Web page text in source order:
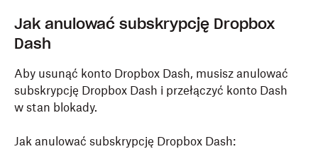
Jak anulować subskrypcję Dropbox
Dash
Aby usunąć konto Dropbox Dash, musisz anulować
subskrypcję Dropbox Dash i przełączyć konto Dash
w stan blokady.
Jak anulować subskrypcję Dropbox Dash: